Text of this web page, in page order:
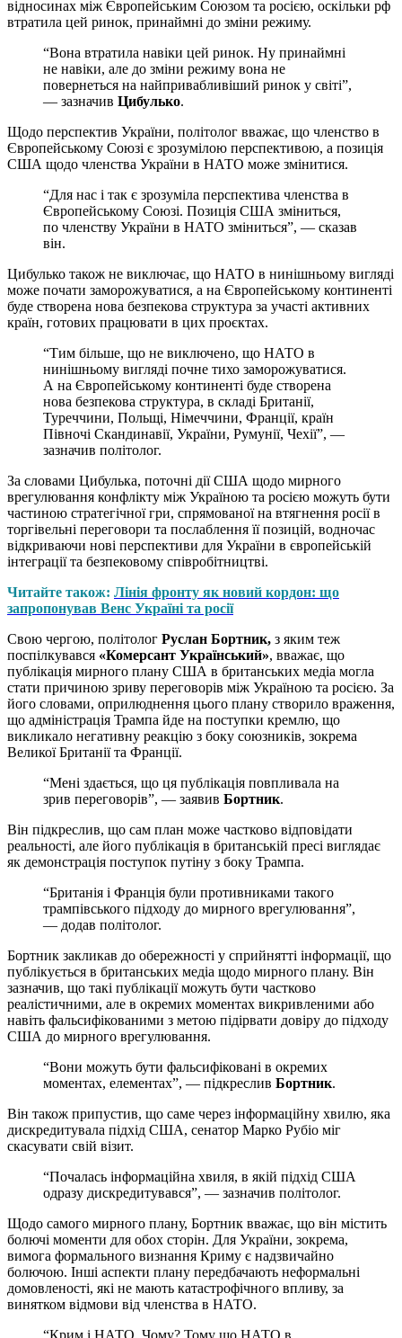
відносинах між Європейським Союзом та росією, оскільки рф
втратила цей ринок, принаймні до зміни режиму.
“Вона втратила навіки цей ринок. Ну принаймні
не навіки, але до зміни режиму вона не
повернеться на найпривабливіший ринок у світі”,
— зазначив Цибулько.
Щодо перспектив України, політолог вважає, що членство в
Європейському Союзі є зрозумілою перспективою, а позиція
США щодо членства України в НАТО може змінитися.
“Для нас і так є зрозуміла перспектива членства в
Європейському Союзі. Позиція США зміниться,
по членству України в НАТО зміниться”, — сказав
він.
Цибулько також не виключає, що НАТО в нинішньому вигляді
може почати заморожуватися, а на Європейському континенті
буде створена нова безпекова структура за участі активних
країн, готових працювати в цих проєктах.
“Тим більше, що не виключено, що НАТО в
нинішньому вигляді почне тихо заморожуватися.
А на Європейському континенті буде створена
нова безпекова структура, в складі Британії,
Туреччини, Польщі, Німеччини, Франції, країн
Півночі Скандинавії, України, Румунії, Чехії”, —
зазначив політолог.
За словами Цибулька, поточні дії США щодо мирного
врегулювання конфлікту між Україною та росією можуть бути
частиною стратегічної гри, спрямованої на втягнення росії в
торгівельні переговори та послаблення її позицій, водночас
відкриваючи нові перспективи для України в європейській
інтеграції та безпековому співробітництві.
Читайте також: Лінія фронту як новий кордон: що
запропонував Венс Україні та росії
Свою чергою, політолог Руслан Бортник, з яким теж
поспілкувався «Комерсант Український», вважає, що
публікація мирного плану США в британських медіа могла
стати причиною зриву переговорів між Україною та росією. За
його словами, оприлюднення цього плану створило враження,
що адміністрація Трампа йде на поступки кремлю, що
викликало негативну реакцію з боку союзників, зокрема
Великої Британії та Франції.
“Мені здається, що ця публікація повпливала на
зрив переговорів”, — заявив Бортник.
Він підкреслив, що сам план може частково відповідати
реальності, але його публікація в британській пресі виглядає
як демонстрація поступок путіну з боку Трампа.
“Британія і Франція були противниками такого
трампівського підходу до мирного врегулювання”,
— додав політолог.
Бортник закликав до обережності у сприйнятті інформації, що
публікується в британських медіа щодо мирного плану. Він
зазначив, що такі публікації можуть бути частково
реалістичними, але в окремих моментах викривленими або
навіть фальсифікованими з метою підірвати довіру до підходу
США до мирного врегулювання.
“Вони можуть бути фальсифіковані в окремих
моментах, елементах”, — підкреслив Бортник.
Він також припустив, що саме через інформаційну хвилю, яка
дискредитувала підхід США, сенатор Марко Рубіо міг
скасувати свій візит.
“Почалась інформаційна хвиля, в якій підхід США
одразу дискредитувався”, — зазначив політолог.
Щодо самого мирного плану, Бортник вважає, що він містить
болючі моменти для обох сторін. Для України, зокрема,
вимога формального визнання Криму є надзвичайно
болючою. Інші аспекти плану передбачають неформальні
домовленості, які не мають катастрофічного впливу, за
винятком відмови від членства в НАТО.
“Крим і НАТО. Чому? Тому що НАТО в